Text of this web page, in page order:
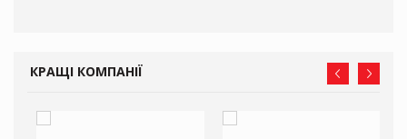
КРАЩІ КОМПАНІЇ